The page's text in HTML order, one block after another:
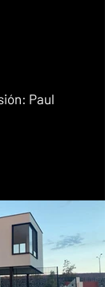
Paul